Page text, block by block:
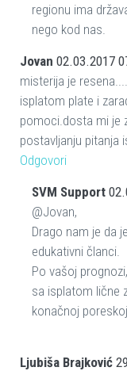
regionu ima
nego kod nas.
Jovan 02.03.2017
misterija je
isplatom plate i
pomoci.dosta mi je
postavljanju pitanja
Odgovori
SVM Support
@Jovan,
Drago nam je da
edukativni članci.
Po vašoj
sa isplatom lične
konačnoj
Ljubiša Brajković